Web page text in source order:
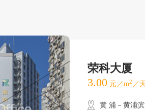
荣科大厦
3.00 元／m2 ／
黄 浦－黄浦